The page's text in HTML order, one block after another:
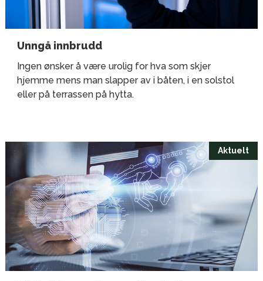
Unngå innbrudd
Ingen ønsker å være urolig for hva som skjer
hjemme mens man slapper av i båten, i en solstol
eller på terrassen på hytta.
Aktuelt